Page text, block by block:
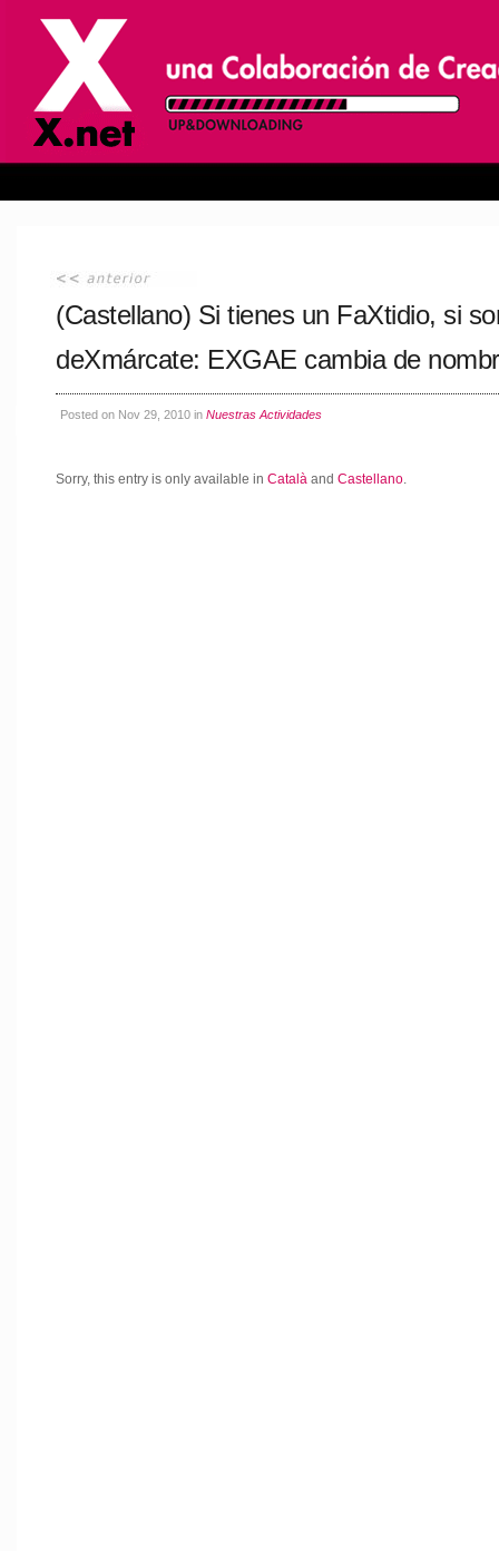
(Castellano) Si tienes un FaXtidio, si
deXmárcate: EXGAE cambia de
Posted on Nov 29, 2010 in Nuestras Actividades
Sorry, this entry is only available in Català and Castellano.